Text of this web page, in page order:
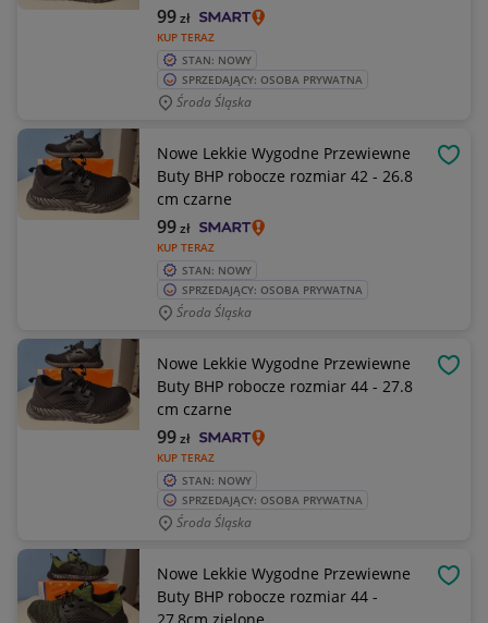
KUP TERAZ
99zł
STAN: NOWY
SPRZEDAJĄCY: OSOBA PRYWATNA
Środa Śląska
Nowe Lekkie Wygodne Przewiewne
Buty BHP robocze rozmiar 42 - 26.8
cm czarne
KUP TERAZ
99zł
STAN: NOWY
SPRZEDAJĄCY: OSOBA PRYWATNA
Środa Śląska
Nowe Lekkie Wygodne Przewiewne
Buty BHP robocze rozmiar 44 - 27.8
cm czarne
KUP TERAZ
99zł
STAN: NOWY
SPRZEDAJĄCY: OSOBA PRYWATNA
Środa Śląska
Nowe Lekkie Wygodne Przewiewne
Buty BHP robocze rozmiar 44 -